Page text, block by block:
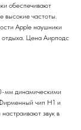
обеспечивают
высокие частоты.
Apple наушники
отдыха. Цена Аирподс
мм динамическими
чип H1 и
звук в